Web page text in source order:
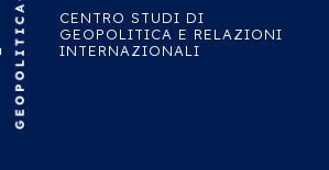
CENTRO STUDI DI
GEOPOLITICA E RELAZIONI
INTERNAZIONALI